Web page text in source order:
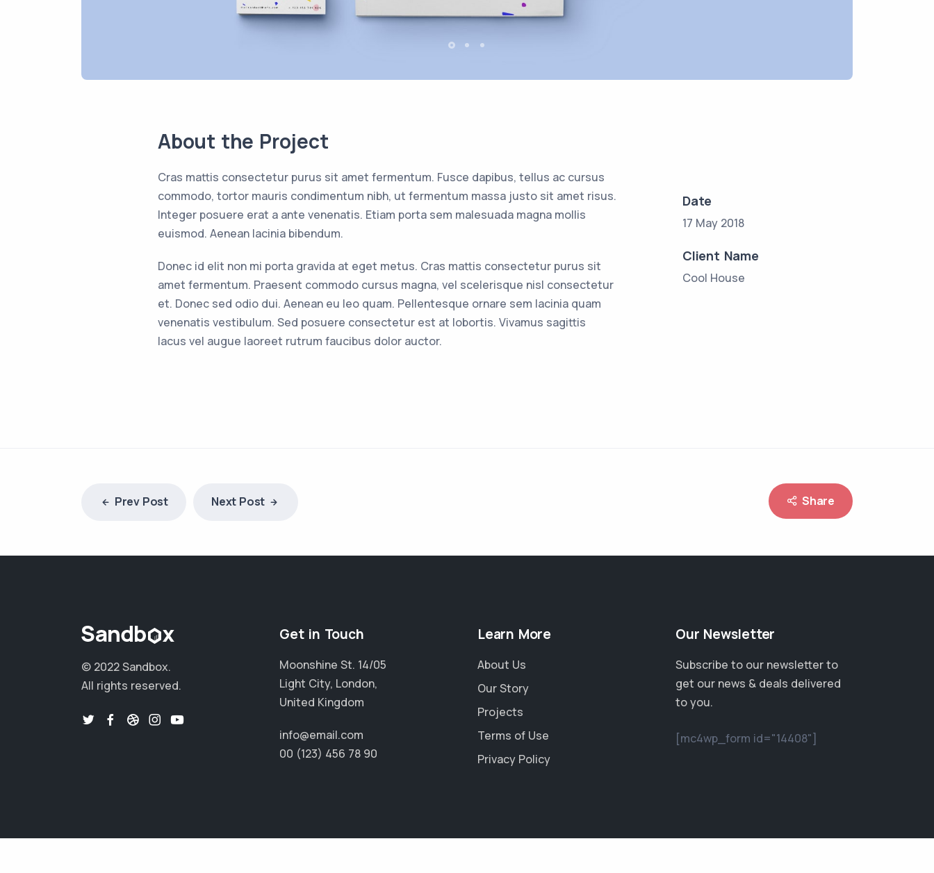
About the Project
Cras mattis consectetur purus sit amet fermentum. Fusce dapibus, tellus ac cursus
commodo, tortor mauris condimentum nibh, ut fermentum massa justo sit amet risus.
Integer posuere erat a ante venenatis. Etiam porta sem malesuada magna mollis
euismod. Aenean lacinia bibendum.
Donec id elit non mi porta gravida at eget metus. Cras mattis consectetur purus sit
amet fermentum. Praesent commodo cursus magna, vel scelerisque nisl consectetur
et. Donec sed odio dui. Aenean eu leo quam. Pellentesque ornare sem lacinia quam
venenatis vestibulum. Sed posuere consectetur est at lobortis. Vivamus sagittis
lacus vel augue laoreet rutrum faucibus dolor auctor.
Date
17 May 2018
Client Name
Cool House
Prev Post Next Post Share
© 2022 Sandbox.
All rights reserved.
Get in Touch
Moonshine St. 14/05
Light City, London,
United Kingdom
info@email.com
00 (123) 456 78 90
Learn More
About Us
Our Story
Projects
Terms of Use
Privacy Policy
Our Newsletter
Subscribe to our newsletter to
get our news & deals delivered
to you.
[mc4wp_form id="14408"]